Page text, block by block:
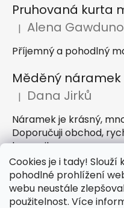
Cookies je i tady!
pohodlné prohlížení
webu neustále
použitelnost. Více
Pruhovaná kurta
Hodnocení produktu je
| Alena
Příjemný a pohodlný
Hodnocení produktu je
| Dana Jirků
Náramek je krásný,
Doporučuji obchod,
komunikace
Hodnocení produktu je
| Petra